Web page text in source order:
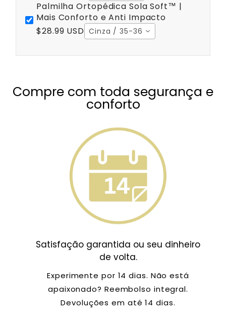
Palmilha Ortopédica Sola Soft™ |
Mais Conforto e Anti Impacto
$28.99 USD Cinza / 35-36
Compre com toda segurança e
conforto
Satisfação garantida ou seu dinheiro
de volta.
Experimente por 14 dias. Não está
apaixonado? Reembolso integral.
Devoluções em até 14 dias.